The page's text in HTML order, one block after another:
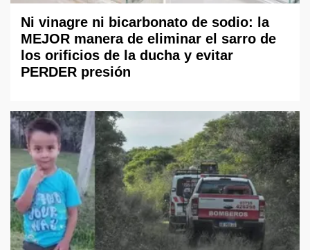
Ni vinagre ni bicarbonato de sodio: la
MEJOR manera de eliminar el sarro de
los orificios de la ducha y evitar
PERDER presión